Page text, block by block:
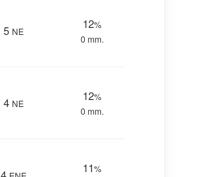
5 NE
12%
0 mm.
4 NE
12%
0 mm.
11%